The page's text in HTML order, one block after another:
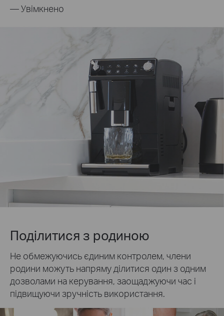
— Увімкнено
Поділитися з родиною
Не обмежуючись єдиним контролем, члени
родини можуть напряму ділитися один з одним
дозволами на керування, заощаджуючи час і
підвищуючи зручність використання.